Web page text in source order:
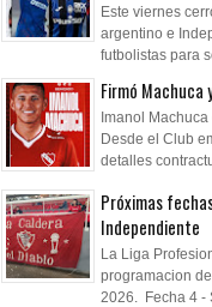
Este viernes
argentino e
futbolistas para
Firmó
Imanol
Desde el Club
detalles
Próximas
Independiente
La Liga
programacion
2026. Fecha 4 -